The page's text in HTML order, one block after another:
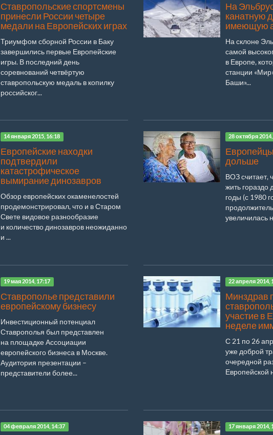
Ставропольские спортсмены
принесли России четыре
медали на Европейских играх
Триумфом сборной России в Баку
завершились первые Европейские
игры. В последний день
соревнований четвёртую
ставропольскую медаль в копилку
российског...
На
канатную
имеющую
На склоне
самой
в Европе,
станции
Баши»...
14 января 2015, 16:18
Европейские находки
подтвердили
катастрофическое
вымирание динозавров
Обзор европейских окаменелостей
продемонстрировал, что и в Старом
Свете видовое разнообразие
и количество динозавров неожиданно
и ...
28 октября
дольше
ВОЗ считает,
жить гораздо
годы (с 1980
увеличилась
19 мая 2014, 17:17
Ставрополье представили
европейскому бизнесу
Инвестиционный потенциал
Ставрополья был представлен
на площадке Ассоциации
европейского бизнеса в Москве.
Аудитория презентации –
представители более...
22 апреля 2014,
Минздрав
участие в
неделе
С 21 по 26
уже доброй
очередной
Европейской
04 февраля 2014, 14:37 17 января 2014,